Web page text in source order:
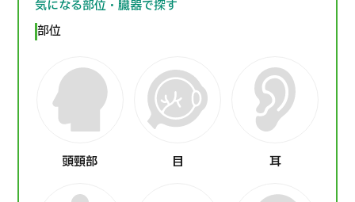
気になる部位・臓器で探す
部位
頭頸部 目 耳